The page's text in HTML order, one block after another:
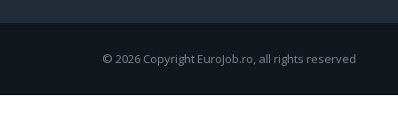
© 2026 Copyright EuroJob.ro, all rights reserved